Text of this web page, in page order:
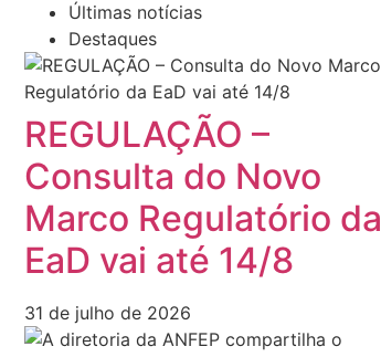
Últimas notícias
Destaques
REGULAÇÃO –
Consulta do Novo
Marco Regulatório da
EaD vai até 14/8
31 de julho de 2026